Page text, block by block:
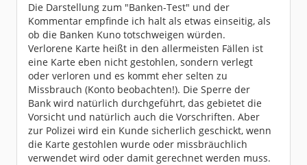
Die Darstellung zum "Banken-Test" und der
Kommentar empfinde ich halt als etwas einseitig, als
ob die Banken Kuno totschweigen würden.
Verlorene Karte heißt in den allermeisten Fällen ist
eine Karte eben nicht gestohlen, sondern verlegt
oder verloren und es kommt eher selten zu
Missbrauch (Konto beobachten!). Die Sperre der
Bank wird natürlich durchgeführt, das gebietet die
Vorsicht und natürlich auch die Vorschriften. Aber
zur Polizei wird ein Kunde sicherlich geschickt, wenn
die Karte gestohlen wurde oder missbräuchlich
verwendet wird oder damit gerechnet werden muss.